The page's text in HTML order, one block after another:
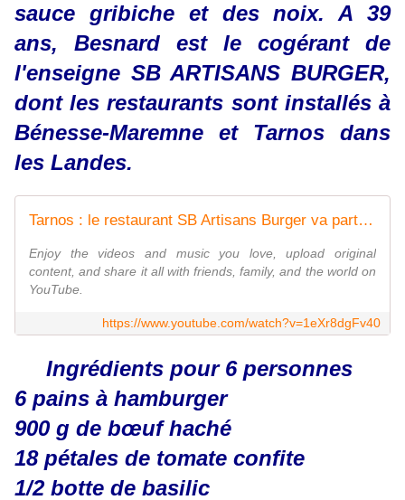
sauce gribiche et des noix. A 39
ans, Besnard est le cogérant de
l'enseigne SB ARTISANS BURGER,
dont les restaurants sont installés à
Bénesse-Maremne et Tarnos dans
les Landes.
Tarnos : le restaurant SB Artisans Burger va participer à la coupe de France du burger à Paris .
Enjoy the videos and music you love, upload original
content, and share it all with friends, family, and the world on
YouTube.
https://www.youtube.com/watch?v=1eXr8dgFv40
Ingrédients pour 6 personnes
6 pains à hamburger
900 g de bœuf haché
18 pétales de tomate confite
1/2 botte de basilic